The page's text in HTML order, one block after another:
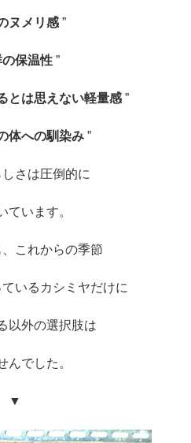
ヌメリ感 ”
保温性 ”
とは思えない軽量感 ”
体への馴染み ”
さは圧倒的に
ています。
これからの季節
いるカシミヤだけに
以外の選択肢は
んでした。
▼